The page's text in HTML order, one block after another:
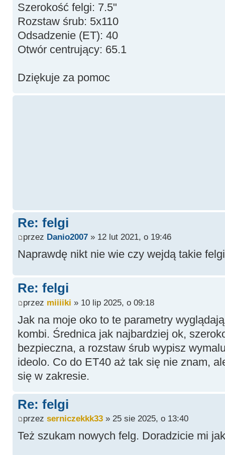
Szerokość felgi: 7.5"
Rozstaw śrub: 5x110
Odsadzenie (ET): 40
Otwór centrujący: 65.1
Dziękuje za pomoc
Re: felgi
przez Danio2007» 12 lut 2021, o 19:46
Naprawdę nikt nie wie czy wejdą takie
Re: felgi
przez miiiiki » 10 lip 2025, o 09:18
Jak na moje oko to te parametry
kombi. Średnica jak najbardziej ok,
bezpieczna, a rozstaw śrub wypisz
ideolo. Co do ET40 aż tak się nie znam,
się w zakresie.
Re: felgi
przez serniczekkk33» 25 sie 2025, o 13:40
Też szukam nowych felg. Doradzicie mi